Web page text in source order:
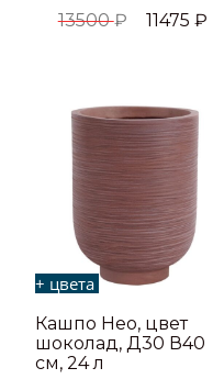
13500₽ 11475 ₽
+ цвета
Кашпо Нео, цвет
шоколад, Д30 В40
см, 24 л